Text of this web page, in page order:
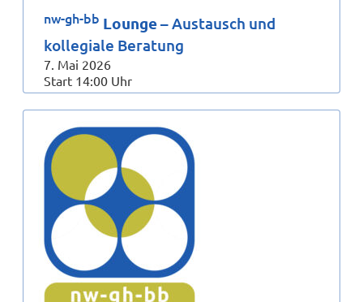
nw-gh-bb Lounge– Austausch und
kollegiale Beratung
7. Mai 2026
Start 14:00 Uhr